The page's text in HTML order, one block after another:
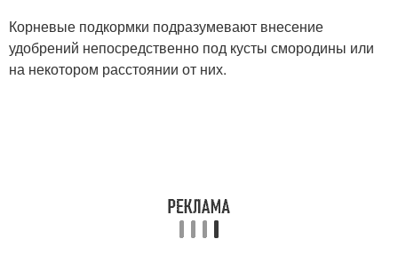
Корневые подкормки подразумевают внесение
удобрений непосредственно под кусты смородины или
на некотором расстоянии от них.